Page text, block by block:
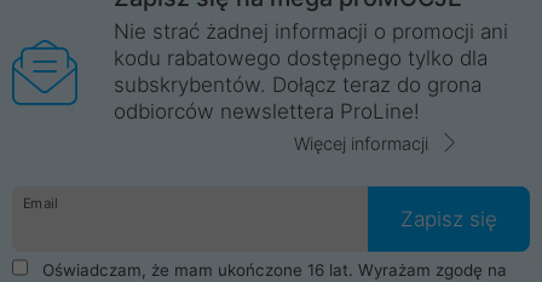
Nie strać żadnej informacji o promocji ani
kodu rabatowego dostępnego tylko dla
subskrybentów. Dołącz teraz do grona
odbiorców newslettera ProLine!
Więcej informacji
Email
Zapisz się
Oświadczam, że mam ukończone 16 lat. Wyrażam zgodę na